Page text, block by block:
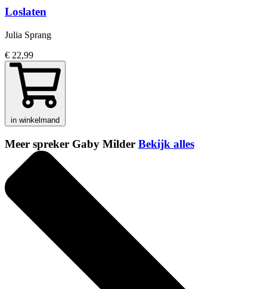
Loslaten
Julia Sprang
€ 22,99
in winkelmand
Meer spreker Gaby Milder Bekijk alles